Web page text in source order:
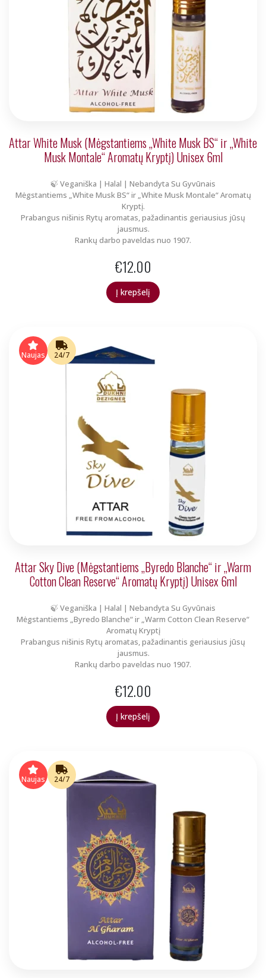
Attar White Musk (Mėgstantiems „White Musk BS“ ir „White
Musk Montale“ Aromatų Kryptį) Unisex 6ml
🍃 Veganiška | Halal | Nebandyta Su Gyvūnais
Mėgstantiems „White Musk BS“ ir „White Musk Montale“ Aromatų
Kryptį.
Prabangus nišinis Rytų aromatas, pažadinantis geriausius jūsų
jausmus.
Rankų darbo paveldas nuo 1907.
€12.00
Į krepšelį
Naujas 24/7
Attar Sky Dive (Mėgstantiems „Byredo Blanche“ ir „Warm
Cotton Clean Reserve“ Aromatų Kryptį) Unisex 6ml
🍃 Veganiška | Halal | Nebandyta Su Gyvūnais
Mėgstantiems „Byredo Blanche“ ir „Warm Cotton Clean Reserve“
Aromatų Kryptį
Prabangus nišinis Rytų aromatas, pažadinantis geriausius jūsų
jausmus.
Rankų darbo paveldas nuo 1907.
€12.00
Į krepšelį
Naujas 24/7